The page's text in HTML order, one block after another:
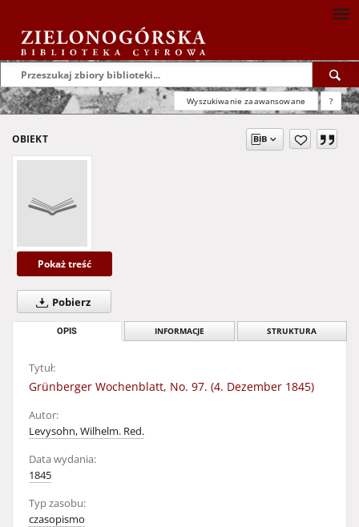
Wyszukiwanie zaawansowane ?
OBIEKT
Pokaż treść
Pobierz
OPIS INFORMACJE STRUKTURA
Tytuł:
Grünberger Wochenblatt, No. 97. (4. Dezember 1845)
Autor:
Levysohn, Wilhelm. Red.
Data wydania:
1845
Typ zasobu:
czasopismo